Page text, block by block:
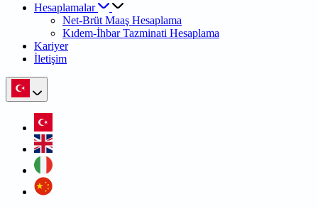
Hesaplamalar
Net-Brüt Maaş Hesaplama
Kıdem-İhbar Tazminati Hesaplama
Kariyer
İletişim